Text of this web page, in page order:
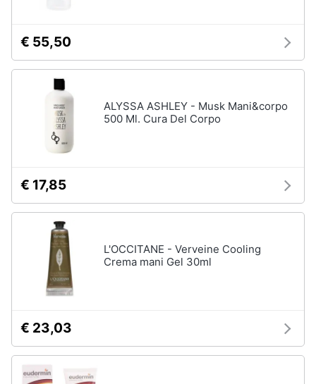
€ 55,50
ALYSSA ASHLEY - Musk Mani&corpo
500 Ml. Cura Del Corpo
€ 17,85
L'OCCITANE - Verveine Cooling
Crema mani Gel 30ml
€ 23,03